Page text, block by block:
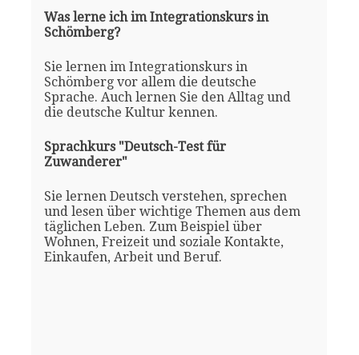
Was lerne ich im Integrationskurs in
Schömberg?
Sie lernen im Integrationskurs in
Schömberg vor allem die deutsche
Sprache. Auch lernen Sie den Alltag und
die deutsche Kultur kennen.
Sprachkurs "Deutsch-Test für
Zuwanderer"
Sie lernen Deutsch verstehen, sprechen
und lesen über wichtige Themen aus dem
täglichen Leben. Zum Beispiel über
Wohnen, Freizeit und soziale Kontakte,
Einkaufen, Arbeit und Beruf.